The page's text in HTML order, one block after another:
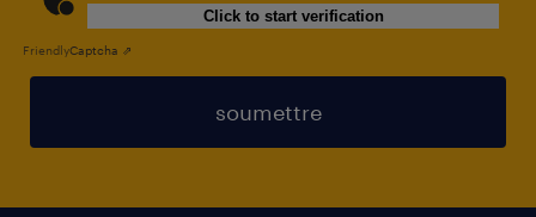
Click to start verification
FriendlyCaptcha ⇗
soumettre